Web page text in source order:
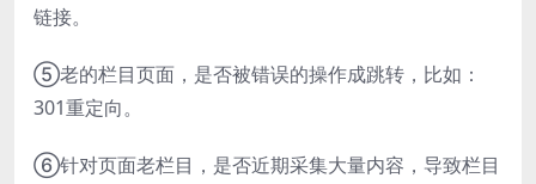
链接。
⑤老的栏目页面，是否被错误的操作成跳转，比如：
301重定向。
⑥针对页面老栏目，是否近期采集大量内容，导致栏目